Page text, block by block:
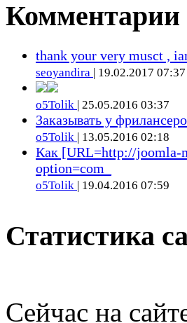
Комментарии
thank your very musct ,
seoyandira | 19.02.2017 07:37
o5Tolik | 25.05.2016 03:37
Заказывать у
o5Tolik | 13.05.2016 02:18
Как [URL=http://joomla-
option=com_
o5Tolik | 19.04.2016 07:59
Статистика
Сейчас на